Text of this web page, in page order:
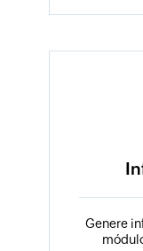
Genere